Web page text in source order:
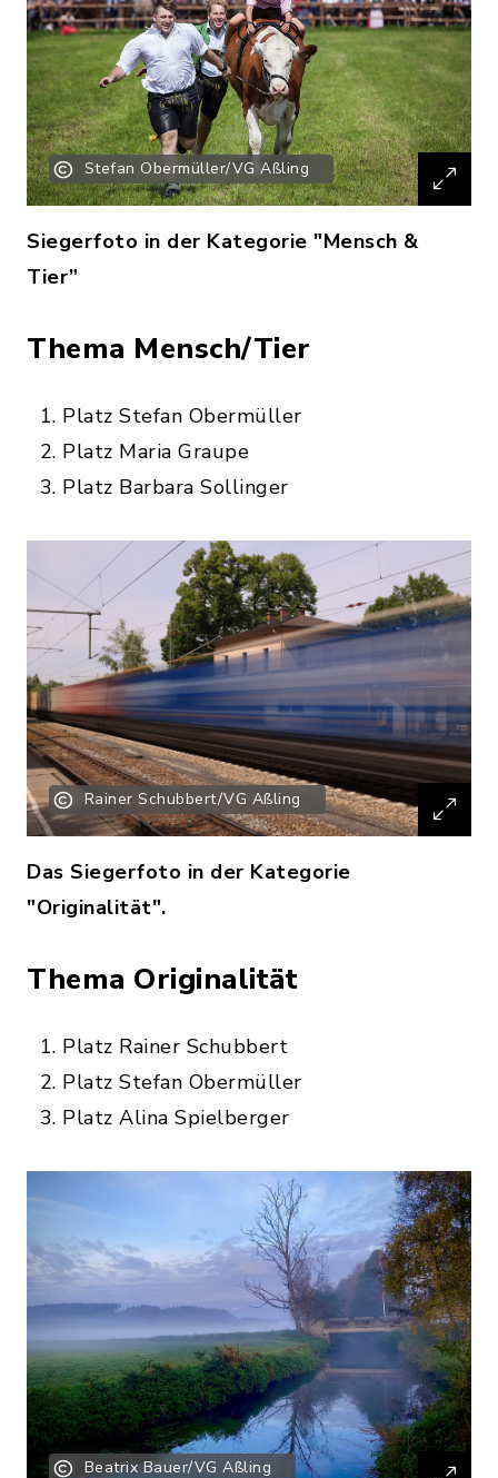
Stefan Obermüller/VG Aßling
Siegerfoto in der Kategorie "Mensch &
Tier”
Thema Mensch/Tier
Platz Stefan Obermüller
Platz Maria Graupe
Platz Barbara Sollinger
Rainer Schubbert/VG Aßling
Das Siegerfoto in der Kategorie
"Originalität".
Thema Originalität
Platz Rainer Schubbert
Platz Stefan Obermüller
Platz Alina Spielberger
Beatrix Bauer/VG Aßling